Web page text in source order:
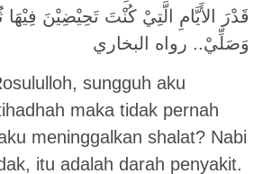
قَدْرَ الأَيَّامِ الَّتِيْ كُنْتَ تَحِيْضِيْنَ
وَصَلِّيْ.. رواه البخاري
sungguh aku
maka tidak pernah
meninggalkan shalat? Nabi
itu adalah darah penyakit.